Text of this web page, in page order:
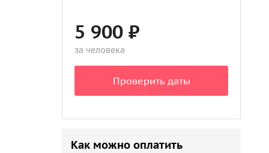
5 900 ₽
за человека
Проверить даты
Как можно оплатить